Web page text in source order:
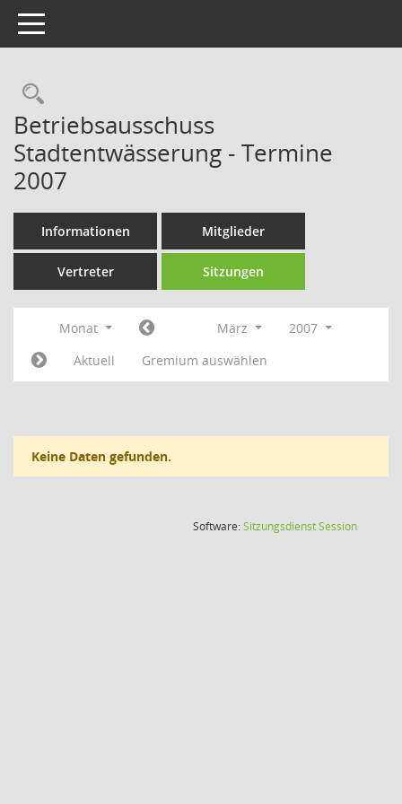
Toggle navigation
Rechercheauswahl
Betriebsausschuss
Stadtentwässerung - Termine
2007
Informationen Mitglieder
Vertreter Sitzungen
Monat März
2007
Aktuell
Gremium auswählen
Keine Daten gefunden.
Software:SitzungsdienstSession(Wird in